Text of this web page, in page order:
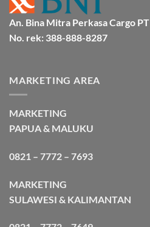
An. Bina Mitra Perkasa Cargo PT
No. rek: 388-888-8287
MARKETING AREA
MARKETING
PAPUA & MALUKU
0821 – 7772 – 7693
MARKETING
SULAWESI & KALIMANTAN